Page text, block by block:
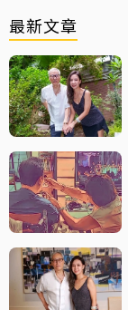
最新文章